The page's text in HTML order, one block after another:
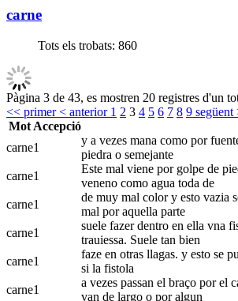
carne
Tots els trobats: 860
Pàgina 3 de 43, es mostren 20 registres d'un
<< primer< anterior 1 2 3 4 5 6 7 8 9 següent
Mot Accepció
carne1
y a vezes mana como por
piedra o semejante
carne1
Este mal viene por golpe de
veneno como agua toda de
carne1
de muy mal color y esto vazia
mal por aquella parte
carne1
suele fazer dentro en ella vna
trauiessa. Suele tan bien
carne1
faze en otras llagas. y esto se
si la fistola
carne1
a vezes passan el braço por el
van de largo o por algun